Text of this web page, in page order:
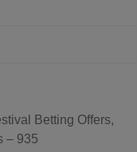
Betting Offers,
– 935